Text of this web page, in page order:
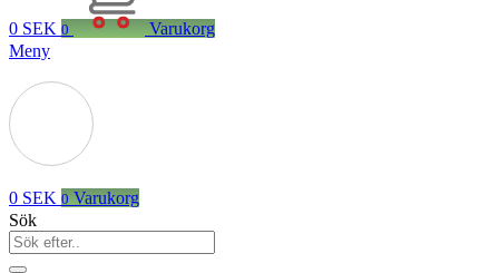
0 SEK 0
Varukorg
Meny
0 SEK 0 Varukorg
Sök